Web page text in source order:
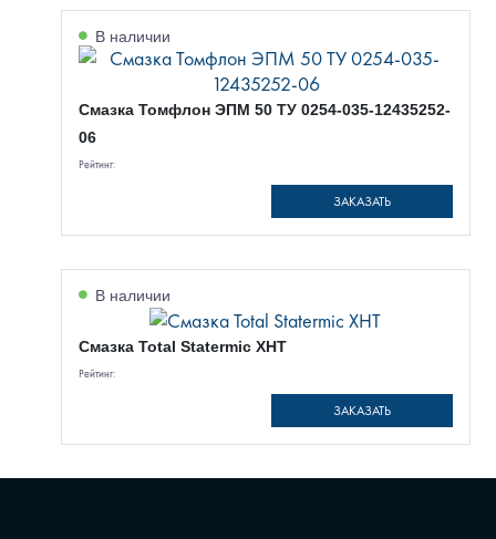
В наличии
Смазка Томфлон ЭПМ 50 ТУ 0254-035-12435252-
06
Рейтинг:
ЗАКАЗАТЬ
В наличии
Смазка Total Statermic XHT
Рейтинг:
ЗАКАЗАТЬ